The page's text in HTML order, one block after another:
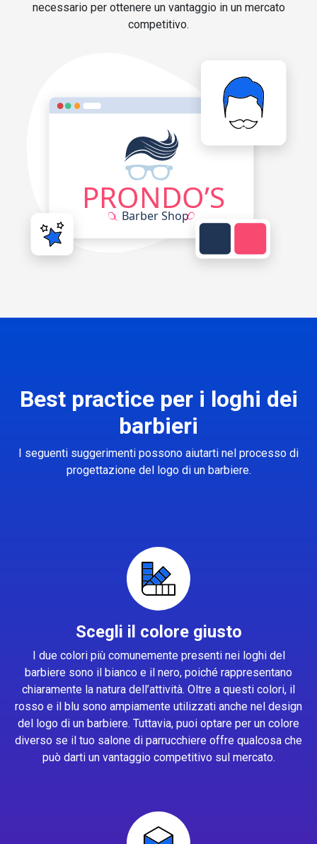
necessario per ottenere un vantaggio in un mercato
competitivo.
Best practice per i loghi dei
barbieri
I seguenti suggerimenti possono aiutarti nel processo di
progettazione del logo di un barbiere.
Scegli il colore giusto
I due colori più comunemente presenti nei loghi del
barbiere sono il bianco e il nero, poiché rappresentano
chiaramente la natura dell’attività. Oltre a questi colori, il
rosso e il blu sono ampiamente utilizzati anche nel design
del logo di un barbiere. Tuttavia, puoi optare per un colore
diverso se il tuo salone di parrucchiere offre qualcosa che
può darti un vantaggio competitivo sul mercato.